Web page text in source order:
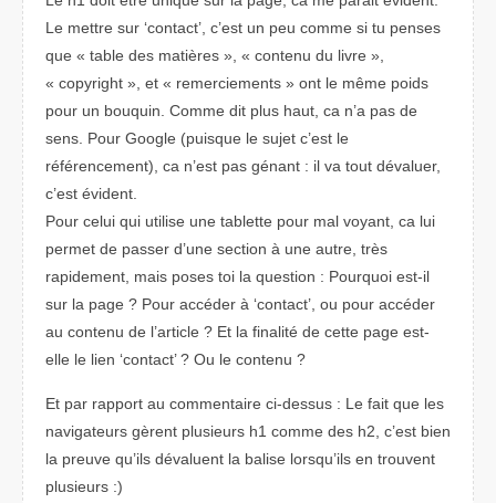
Le mettre sur ‘contact’, c’est un peu comme si tu penses
que « table des matières », « contenu du livre »,
« copyright », et « remerciements » ont le même poids
pour un bouquin. Comme dit plus haut, ca n’a pas de
sens. Pour Google (puisque le sujet c’est le
référencement), ca n’est pas génant : il va tout dévaluer,
c’est évident.
Pour celui qui utilise une tablette pour mal voyant, ca lui
permet de passer d’une section à une autre, très
rapidement, mais poses toi la question : Pourquoi est-il
sur la page ? Pour accéder à ‘contact’, ou pour accéder
au contenu de l’article ? Et la finalité de cette page est-
elle le lien ‘contact’ ? Ou le contenu ?
Et par rapport au commentaire ci-dessus : Le fait que les
navigateurs gèrent plusieurs h1 comme des h2, c’est bien
la preuve qu’ils dévaluent la balise lorsqu’ils en trouvent
plusieurs :)